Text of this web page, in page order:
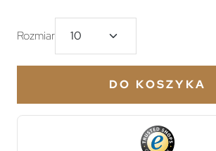
Rozmiar
DO KOSZYKA